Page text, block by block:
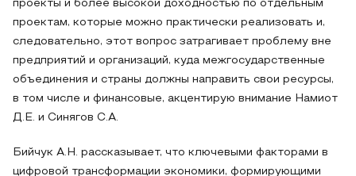
проекты и более высокой доходностью по отдельным
проектам, которые можно практически реализовать и,
следовательно, этот вопрос затрагивает проблему вне
предприятий и организаций, куда межгосударственные
объединения и страны должны направить свои ресурсы,
в том числе и финансовые, акцентирую внимание Намиот
Д.Е. и Синягов С.А.
Бийчук А.Н. рассказывает, что ключевыми факторами в
цифровой трансформации экономики, формирующими